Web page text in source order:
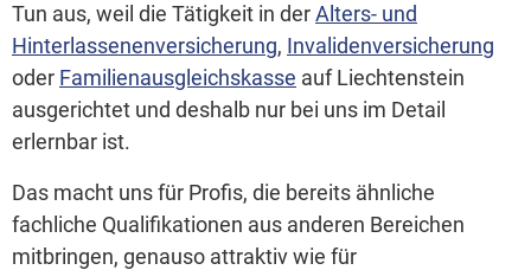
Tun aus, weil die Tätigkeit in derAlters- und
Hinterlassenenversicherung, Invalidenversicherung
oder Familienausgleichskasse auf Liechtenstein
ausgerichtet und deshalb nur bei uns im Detail
erlernbar ist.
Das macht uns für Profis, die bereits ähnliche
fachliche Qualifikationen aus anderen Bereichen
mitbringen, genauso attraktiv wie für